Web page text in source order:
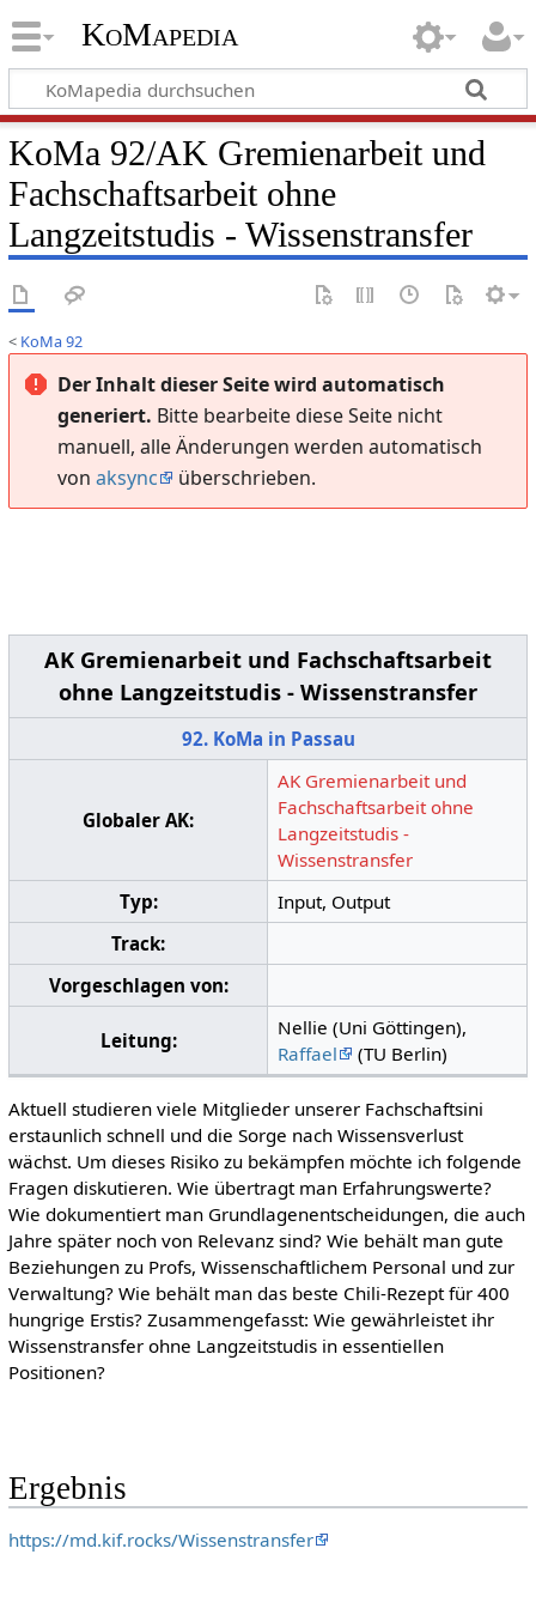
KoMapedia
KoMa 92/AK Gremienarbeit und
Fachschaftsarbeit ohne
Langzeitstudis - Wissenstransfer
< KoMa 92
Der Inhalt dieser Seite wird automatisch
generiert. Bitte bearbeite diese Seite nicht
manuell, alle Änderungen werden automatisch
von aksync überschrieben.
AK Gremienarbeit und Fachschaftsarbeit
ohne Langzeitstudis - Wissenstransfer
92. KoMa in Passau
Globaler AK:
AK Gremienarbeit und
Fachschaftsarbeit ohne
Langzeitstudis -
Wissenstransfer
Typ:
Input, Output
Track:
Vorgeschlagen von:
Leitung:
Nellie (Uni Göttingen),
Raffael
(TU Berlin)
Aktuell studieren viele Mitglieder unserer Fachschaftsini
erstaunlich schnell und die Sorge nach Wissensverlust
wächst. Um dieses Risiko zu bekämpfen möchte ich folgende
Fragen diskutieren. Wie übertragt man Erfahrungswerte?
Wie dokumentiert man Grundlagenentscheidungen, die auch
Jahre später noch von Relevanz sind? Wie behält man gute
Beziehungen zu Profs, Wissenschaftlichem Personal und zur
Verwaltung? Wie behält man das beste Chili-Rezept für 400
hungrige Erstis? Zusammengefasst: Wie gewährleistet ihr
Wissenstransfer ohne Langzeitstudis in essentiellen
Positionen?
Ergebnis
https://md.kif.rocks/Wissenstransfer